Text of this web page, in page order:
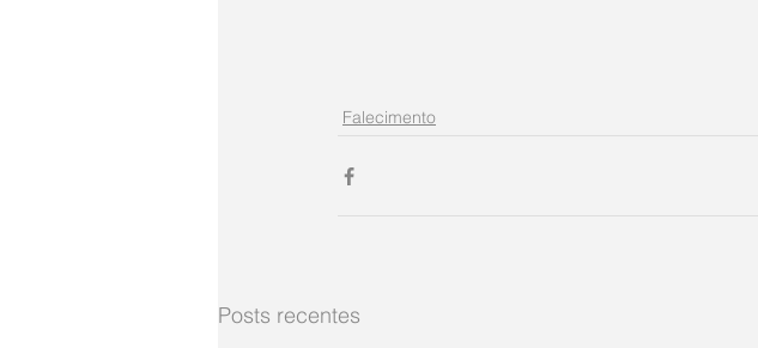
Falecimento
Posts recentes